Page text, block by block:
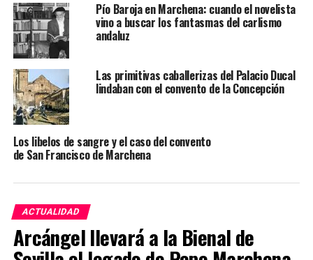
Pío Baroja en Marchena: cuando el novelista
vino a buscar los fantasmas del carlismo
andaluz
Las primitivas caballerizas del Palacio Ducal
lindaban con el convento de la Concepción
Los libelos de sangre y el caso del convento
de San Francisco de Marchena
ACTUALIDAD
Arcángel llevará a la Bienal de